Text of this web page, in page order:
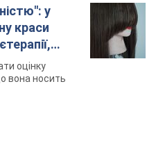
у
краси
оцінку
вона носить